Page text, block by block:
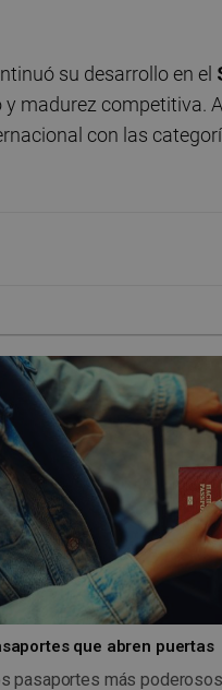
su desarrollo en el
madurez competitiva.
con las
que abren puertas
pasaportes más